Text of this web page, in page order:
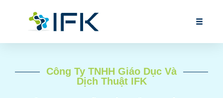
Công Ty TNHH Giáo Dục Và
Dịch Thuật IFK